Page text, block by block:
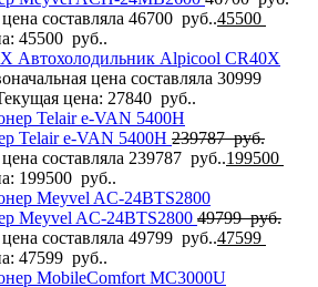
составляла 46700 руб..45500
45500 руб..
Автохолодильник Alpicool CR40X
цена составляла 30999
цена: 27840 руб..
Telair e-VAN 5400H 239787руб.
составляла 239787 руб..199500
199500 руб..
Meyvel AC-24BTS2800 49799руб.
составляла 49799 руб..47599
47599 руб..